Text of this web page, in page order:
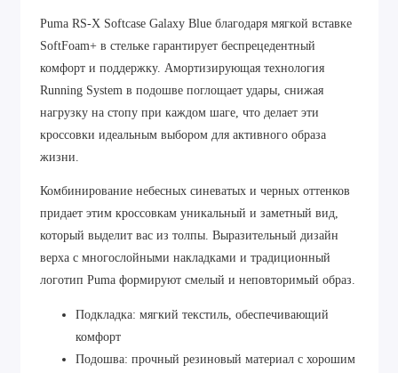
Puma RS-X Softcase Galaxy Blue благодаря мягкой вставке
SoftFoam+ в стельке гарантирует беспрецедентный
комфорт и поддержку. Амортизирующая технология
Running System в подошве поглощает удары, снижая
нагрузку на стопу при каждом шаге, что делает эти
кроссовки идеальным выбором для активного образа
жизни.
Комбинирование небесных синеватых и черных оттенков
придает этим кроссовкам уникальный и заметный вид,
который выделит вас из толпы. Выразительный дизайн
верха с многослойными накладками и традиционный
логотип Puma формируют смелый и неповторимый образ.
Подкладка: мягкий текстиль, обеспечивающий
комфорт
Подошва: прочный резиновый материал с хорошим